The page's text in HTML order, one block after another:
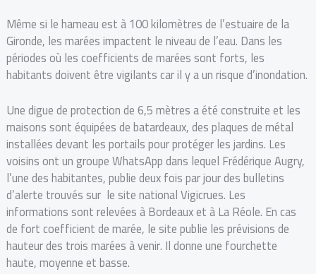
Même si le hameau est à 100 kilomètres de l’estuaire de la
Gironde, les marées impactent le niveau de l’eau. Dans les
périodes où les coefficients de marées sont forts, les
habitants doivent être vigilants car il y a un risque d’inondation.
Une digue de protection de 6,5 mètres a été construite et les
maisons sont équipées de batardeaux, des plaques de métal
installées devant les portails pour protéger les jardins. Les
voisins ont un groupe WhatsApp dans lequel Frédérique Augry,
l’une des habitantes, publie deux fois par jour des bulletins
d’alerte trouvés sur le site national Vigicrues. Les
informations sont relevées à Bordeaux et à La Réole. En cas
de fort coefficient de marée, le site publie les prévisions de
hauteur des trois marées à venir. Il donne une fourchette
haute, moyenne et basse.